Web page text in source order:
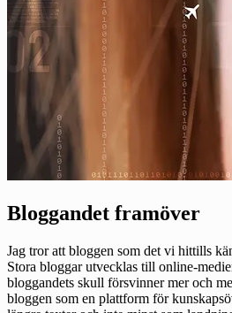
Bloggandet framöver
Jag tror att bloggen som det vi hittills
Stora bloggar utvecklas till online-
bloggandets skull försvinner mer och
bloggen som en plattform för